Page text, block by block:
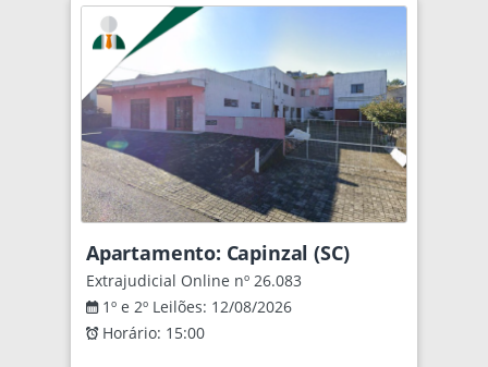
Apartamento: Capinzal (SC)
Extrajudicial Online nº 26.083
1º e 2º Leilões: 12/08/2026
Horário: 15:00